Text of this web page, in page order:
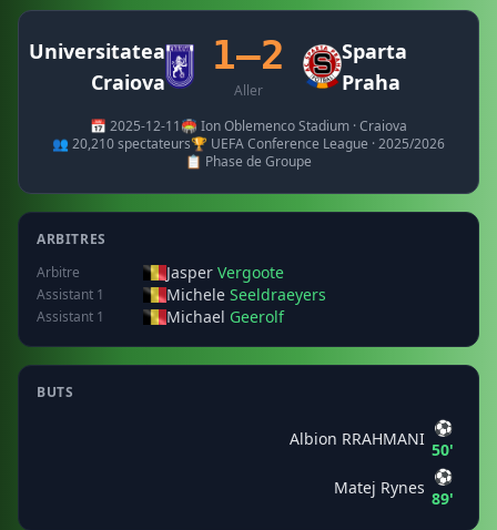
Universitatea
Craiova
1–2
Aller
Sparta
Praha
📅 2025-12-11🏟️ Ion Oblemenco Stadium · Craiova
👥 20,210 spectateurs🏆 UEFA Conference League · 2025/2026
📋 Phase de Groupe
ARBITRES
Arbitre
Jasper Vergoote
Assistant 1 Michele Seeldraeyers
Assistant 1 Michael Geerolf
BUTS
Albion RRAHMANI
⚽
50'
Matej Rynes
⚽
89'